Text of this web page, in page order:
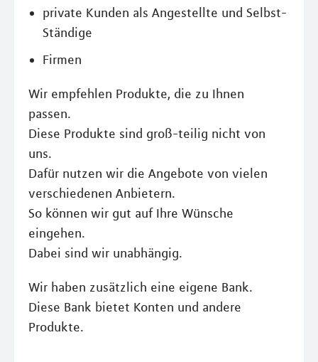
private Kunden als Angestellte und Selbst-
Ständige
Firmen
Wir empfehlen Produkte, die zu Ihnen
passen.
Diese Produkte sind groß-teilig nicht von
uns.
Dafür nutzen wir die Angebote von vielen
verschiedenen Anbietern.
So können wir gut auf Ihre Wünsche
eingehen.
Dabei sind wir unabhängig.
Wir haben zusätzlich eine eigene Bank.
Diese Bank bietet Konten und andere
Produkte.